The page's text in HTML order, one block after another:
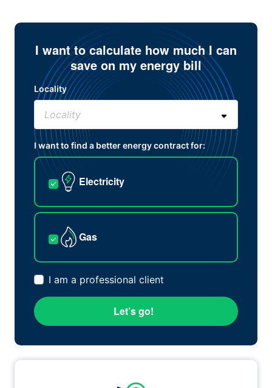
I want to calculate how much I can
save on my energy bill
Locality
I want to find a better energy contract for:
Electricity
Gas
I am a professional client
Let’s go!